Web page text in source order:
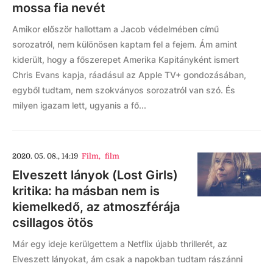
mossa fia nevét
Amikor először hallottam a Jacob védelmében című
sorozatról, nem különösen kaptam fel a fejem. Ám amint
kiderült, hogy a főszerepet Amerika Kapitányként ismert
Chris Evans kapja, ráadásul az Apple TV+ gondozásában,
egyből tudtam, nem szokványos sorozatról van szó. És
milyen igazam lett, ugyanis a fő...
2020. 05. 08., 14:19 Film, film
Elveszett lányok (Lost Girls)
kritika: ha másban nem is
kiemelkedő, az atmoszférája
csillagos ötös
Már egy ideje kerülgettem a Netflix újabb thrillerét, az
Elveszett lányokat, ám csak a napokban tudtam rászánni